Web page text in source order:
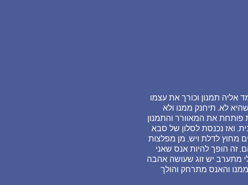
תמנון וכורך את עצמו
לא. תיחנק ממנו ולא
פותחת את המאוורר והתמנון
ואז נכנסת לסלון של סבא
מחוץ לדלת ויש, מן מפלצות
זה הופך להיות אנס שאני
מתערב יש זוג שעושה אהבה
והאנס מתרחק והולך